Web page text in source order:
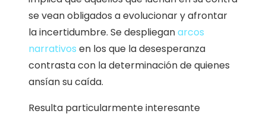
se vean obligados a evolucionar y afrontar
la incertidumbre. Se desplieganarcos
narrativos en los que la desesperanza
contrasta con la determinación de quienes
ansían su caída.
Resulta particularmente interesante